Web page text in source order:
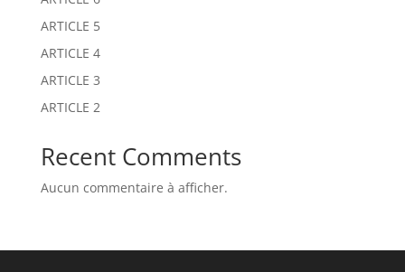
e
:ARTICLE 5
ARTICLE 4
ARTICLE 3
ARTICLE 2
Recent Comments
Aucun commentaire à afficher.